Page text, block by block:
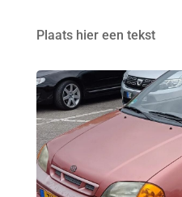
Plaats hier een tekst